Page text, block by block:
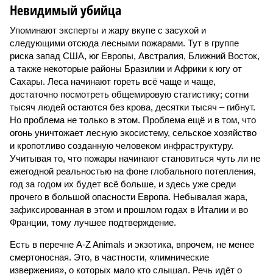
Невидимый убийца
Упоминают эксперты и жару вкупе с засухой и
следующими отсюда лесными пожарами. Тут в группе
риска запад США, юг Европы, Австралия, Ближний Восток,
а также некоторые районы Бразилии и Африки к югу от
Сахары. Леса начинают гореть всё чаще и чаще,
достаточно посмотреть общемировую статистику; сотни
тысяч людей остаются без крова, десятки тысяч – гибнут.
Но проблема не только в этом. Проблема ещё и в том, что
огонь уничтожает лесную экосистему, сельское хозяйство
и кропотливо созданную человеком инфраструктуру.
Учитывая то, что пожары начинают становиться чуть ли не
ежегодной реальностью на фоне глобального потепления,
год за годом их будет всё больше, и здесь уже среди
прочего в большой опасности Европа. Небывалая жара,
зафиксированная в этом и прошлом годах в Италии и во
Франции, тому лучшее подтверждение.
Есть в перечне A-Z Animals и экзотика, впрочем, не менее
смертоносная. Это, в частности, «лимнические
извержения», о которых мало кто слышал. Речь идёт о